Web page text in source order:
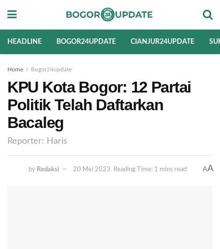
HEADLINE BOGOR24UPDATE CIANJUR24UPDATE
Home Bogor24update
KPU Kota Bogor: 12 Partai
Politik Telah Daftarkan
Bacaleg
Reporter: Haris
by Redaksi 20 Mei 2023 Reading Time: 1 mins read AA